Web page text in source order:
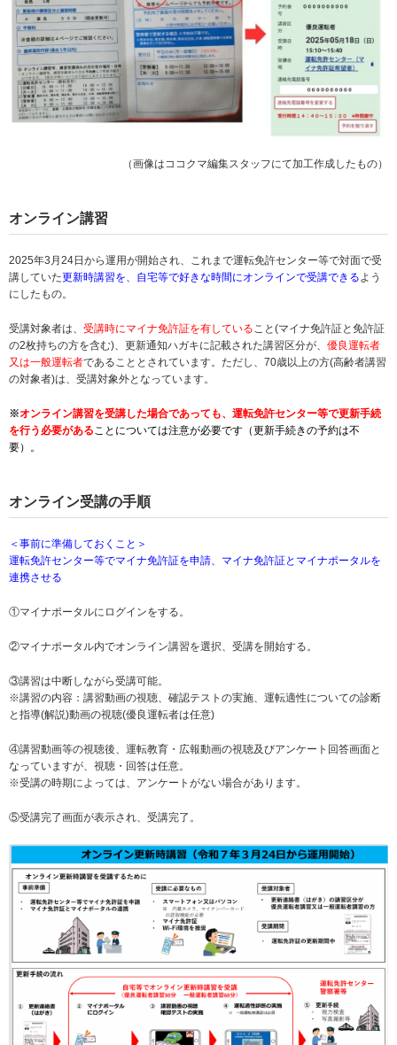
（画像はココクマ編集スタッフにて加工作成したもの）
オンライン講習
2025年3月24日から運用が開始され、これまで運転免許センター等で対面で受
講していた更新時講習を、自宅等で好きな時間にオンラインで受講できるよう
にしたもの。
受講対象者は、 受講時にマイナ免許証を有していること(マイナ免許証と免許証
の2枚持ちの方を含む)、更新通知ハガキに記載された講習区分が、 優良運転者
又は一般運転者であることとされています。ただし、70歳以上の方(高齢者講習
の対象者)は、受講対象外となっています。
※オンライン講習を受講した場合であっても、運転免許センター等で更新手続
を行う必要があることについては注意が必要です（更新手続きの予約は不
要） 。
オンライン受講の手順
＜事前に準備しておくこと＞
運転免許センター等でマイナ免許証を申請、マイナ免許証とマイナポータルを
連携させる
①マイナポータルにログインをする。
②マイナポータル内でオンライン講習を選択、受講を開始する。
③講習は中断しながら受講可能。
※講習の内容：講習動画の視聴、確認テストの実施、運転適性についての診断
と指導(解説)動画の視聴(優良運転者は任意)
④講習動画等の視聴後、運転教育・広報動画の視聴及びアンケート回答画面と
なっていますが、視聴・回答は任意。
※受講の時期によっては、アンケートがない場合があります。
⑤受講完了画面が表示され、受講完了。